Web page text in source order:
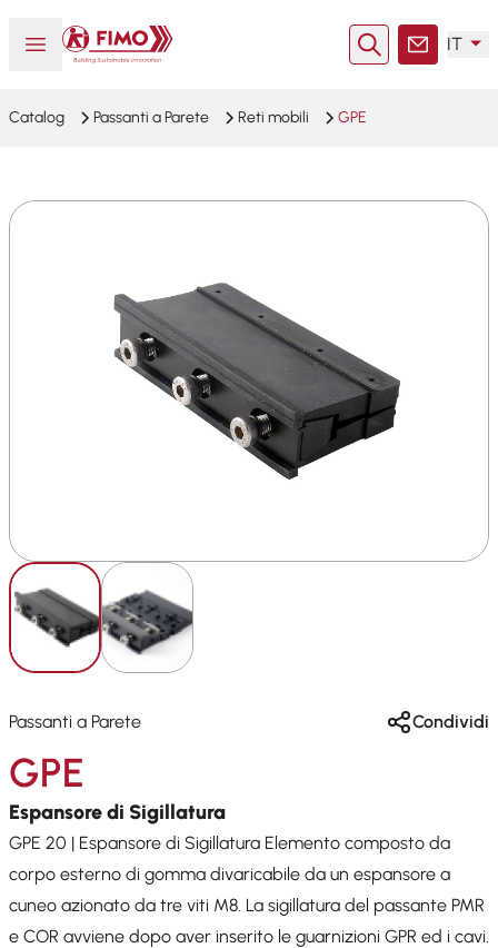
Aprire o chiudere il menu
Torna alla pagina iniziale
RicercaContatto
IT
Catalog Passanti a Parete Reti mobili GPE
Passanti a Parete Condividi
GPE
Espansore di Sigillatura
GPE 20 | Espansore di Sigillatura Elemento composto da
corpo esterno di gomma divaricabile da un espansore a
cuneo azionato da tre viti M8. La sigillatura del passante PMR
e COR avviene dopo aver inserito le guarnizioni GPR ed i cavi.